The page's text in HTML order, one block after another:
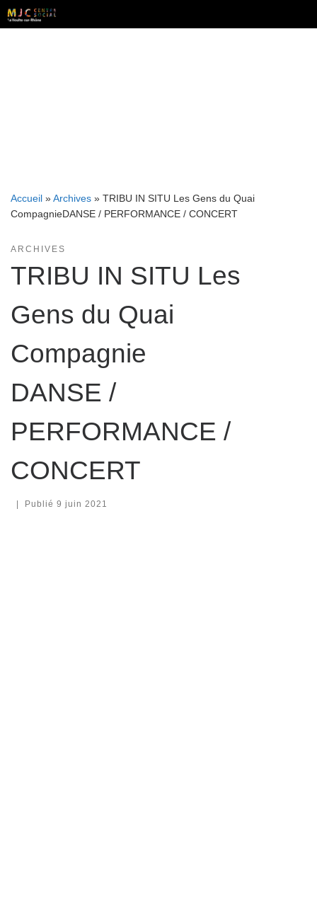
Skip
to
Accueil »Archives » TRIBU IN SITU Les Gens du Quai
CompagnieDANSE / PERFORMANCE / CONCERT
ARCHIVES
TRIBU IN SITU Les
Gens du Quai
Compagnie
DANSE /
PERFORMANCE /
CONCERT
Publié 9 juin 2021